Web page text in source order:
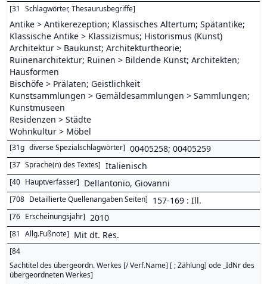
[31 Schlagwörter, Thesaurusbegriffe]
Antike > Antikerezeption; Klassisches Altertum; Spätantike;
Klassische Antike > Klassizismus; Historismus (Kunst)
Architektur > Baukunst; Architekturtheorie;
Ruinenarchitektur; Ruinen > Bildende Kunst; Architekten;
Hausformen
Bischöfe > Prälaten; Geistlichkeit
Kunstsammlungen > Gemäldesammlungen > Sammlungen;
Kunstmuseen
Residenzen > Städte
Wohnkultur > Möbel
[31g diverse Spezialschlagwörter] 00405258; 00405259
[37 Sprache(n) des Textes] Italienisch
[40 Hauptverfasser] Dellantonio, Giovanni
[708 Detaillierte Quellenangaben Seiten] 157-169 : Ill.
[76 Erscheinungsjahr] 2010
[81 Allg.Fußnote] Mit dt. Res.
[84
Sachtitel des übergeordn. Werkes [/ Verf.Name] [ ; Zählung] ode _IdNr des
übergeordneten Werkes]